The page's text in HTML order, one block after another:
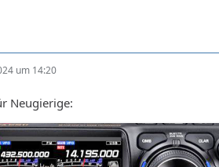
um 14:20
Neugierige: